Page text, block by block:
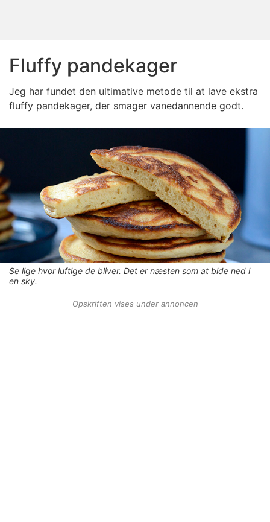
Fluffy pandekager
Jeg har fundet den ultimative metode til at lave ekstra
fluffy pandekager, der smager vanedannende godt.
Se lige hvor luftige de bliver. Det er næsten som at bide ned i
en sky.
Opskriften vises under annoncen